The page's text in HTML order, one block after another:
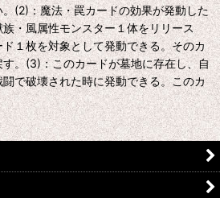
(2)：魔法・罠カードの効果が発動した
・風属性モンスター１体をリリース
１枚を対象として発動できる。そのカ
。(3)：このカードが墓地に存在し、自
で破壊された時に発動できる。このカ